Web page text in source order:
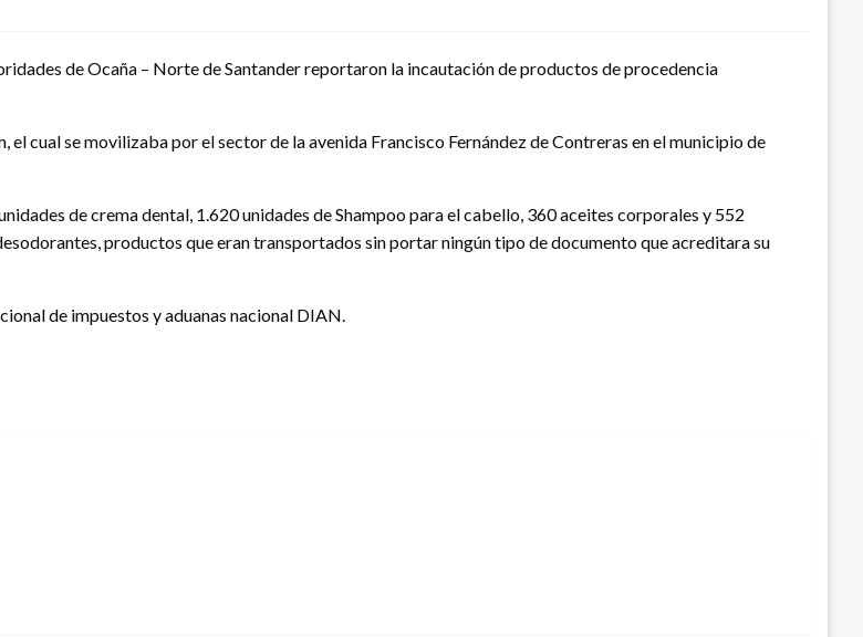
de Ocaña – Norte de Santander reportaron la incautación de productos de procedencia
cual se movilizaba por el sector de la avenida Francisco Fernández de Contreras en el municipio de
de crema dental, 1.620 unidades de Shampoo para el cabello, 360 aceites corporales y 552
productos que eran transportados sin portar ningún tipo de documento que acreditara su
de impuestos y aduanas nacional DIAN.